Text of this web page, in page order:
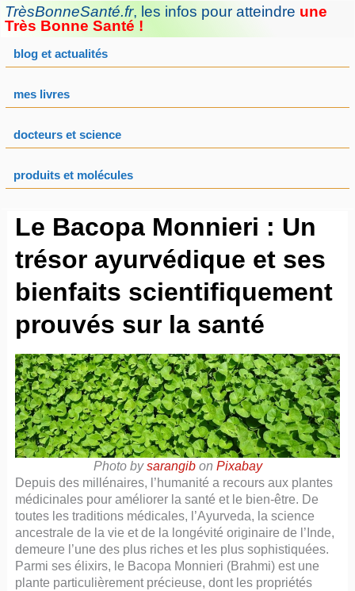
Aller
au
TrèsBonneSanté.fr, les infos pour atteindre une
Très Bonne Santé !
blog et actualités
mes livres
docteurs et science
produits et molécules
Le Bacopa Monnieri : Un
trésor ayurvédique et ses
bienfaits scientifiquement
prouvés sur la santé
Photo bysarangibon Pixabay
Depuis des millénaires, l’humanité a recours aux plantes
médicinales pour améliorer la santé et le bien-être. De
toutes les traditions médicales, l’Ayurveda, la science
ancestrale de la vie et de la longévité originaire de l’Inde,
demeure l’une des plus riches et les plus sophistiquées.
Parmi ses élixirs, le Bacopa Monnieri (Brahmi) est une
plante particulièrement précieuse, dont les propriétés